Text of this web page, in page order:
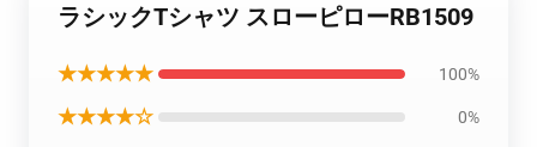
ラシックTシャツ スローピローRB1509
★★★★★ 100%
★★★★☆ 0%